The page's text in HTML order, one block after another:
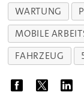
WARTUNG
MOBILE
FAHRZEUG